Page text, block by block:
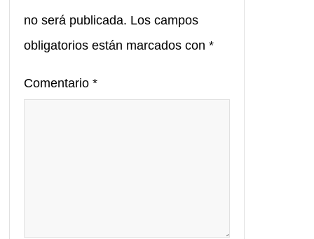
no será publicada. Los campos
obligatorios están marcados con *
Comentario *